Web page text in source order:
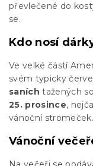
převlečené do
se.
Kdo nosí
Ve velké částí
svém typicky
saních tažených
25. prosince,
vánoční stromeček.
Vánoční